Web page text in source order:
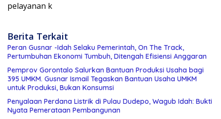
pelayanan k
Berita Terkait
Peran Gusnar -Idah Selaku Pemerintah, On The Track,
Pertumbuhan Ekonomi Tumbuh, Ditengah Efisiensi Anggaran
Pemprov Gorontalo Salurkan Bantuan Produksi Usaha bagi
395 UMKM. Gusnar Ismail Tegaskan Bantuan Usaha UMKM
untuk Produksi, Bukan Konsumsi
Penyalaan Perdana Listrik di Pulau Dudepo, Wagub Idah: Bukti
Nyata Pemerataan Pembangunan